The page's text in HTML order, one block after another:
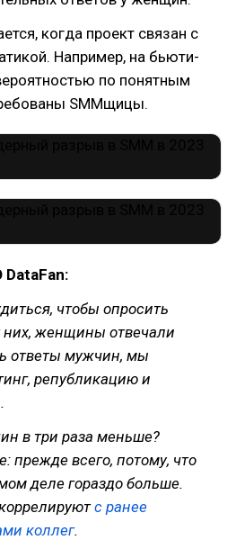
когда проект связан с
Например, на бьюти-
по понятным
SMMщицы.
чтобы опросить
них, женщины отвечали
ответы мужчин, мы
републикацию и
в три раза меньше?
прежде всего, потому, что
деле гораздо больше.
с ранее
коллег.